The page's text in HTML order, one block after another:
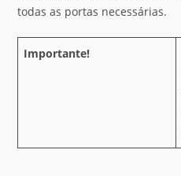
todas as portas necessárias.
Importante!